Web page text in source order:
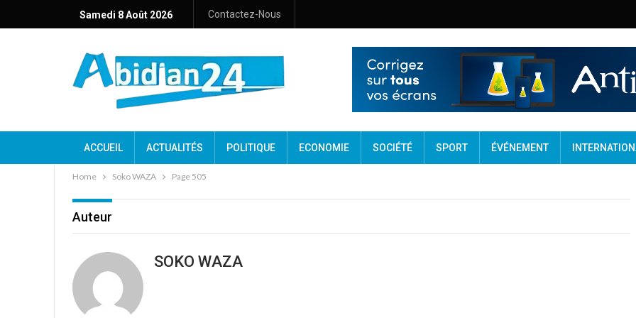
Samedi 8 Août 2026 Contactez-Nous
ACCUEIL ACTUALITÉS POLITIQUE ECONOMIE SOCIÉTÉ SPORT ÉVÉNEMENT
Home Soko WAZA Page 505
Auteur
SOKO WAZA